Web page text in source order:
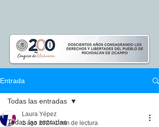
Entrada
Todas las entradas
Todas las entradas
Laura Yépez
1 ago 2024 1 min de lectura